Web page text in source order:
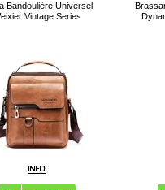
Bandoulière Universel
Vintage Series